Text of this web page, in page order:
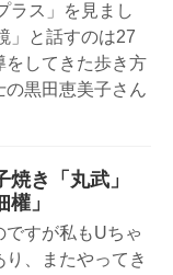
ラス」を見まし
」と話すのは27
をしてきた歩き方
黒田恵美子さん
き「丸武」
」
ですが私もUちゃ
、またやってき